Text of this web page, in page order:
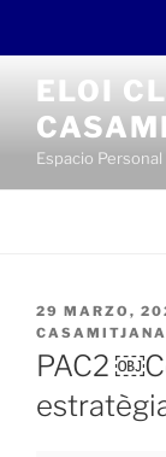
contenido
ELOI
Espacio Personal
PUBLICADO
EL
29 MARZO,
CASAMITJANA
PAC2